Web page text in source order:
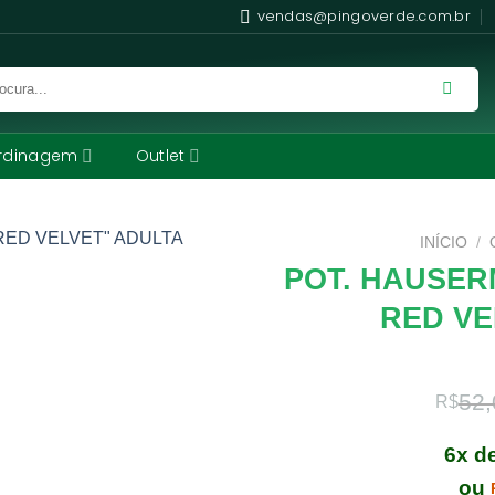
vendas@pingoverde.com.br
Outlet
INÍCIO /
POT.
RED
R$
6x
ou